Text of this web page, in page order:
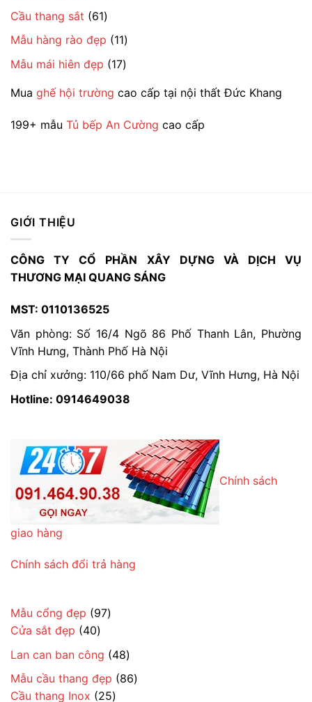
Cầu thang sắt 6161
sản
phẩm
Mẫu hàng rào đẹp 1111
sản
phẩm
Mẫu mái hiên đẹp 1717
phẩm
Mua ghế hội trường cao cấp tại nội thất Đức Khang
199+ mẫu Tủ bếp An Cường cao cấp
GIỚI THIỆU
CÔNG TY CỔ PHẦN XÂY DỰNG VÀ DỊCH VỤ
THƯƠNG MẠI QUANG SÁNG
MST: 0110136525
Văn phòng: Số 16/4 Ngõ 86 Phố Thanh Lân, Phường
Vĩnh Hưng, Thành Phố Hà Nội
Địa chỉ xưởng: 110/66 phố Nam Dư, Vĩnh Hưng, Hà Nội
Hotline: 0914649038
Chính sách
giao hàng
Chính sách đổi trả hàng
Mẫu cổng đẹp 9797
phẩm
Cửa sắt đẹp 4040
sản
phẩm
Lan can ban công 4848
sản
phẩm
Mẫu cầu thang đẹp 8686
Cầu thang Inox 2525